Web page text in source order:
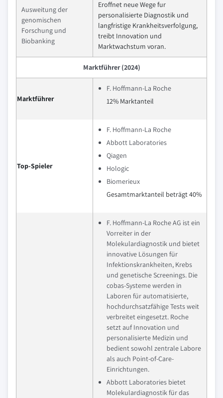
Ausweitung der
genomischen
Forschung und
Biobanking
Eroffnet neue Wege fur
personalisierte Diagnostik und
langfristige Krankheitsverfolgung,
treibt Innovation und
Marktwachstum voran.
Marktführer (2024)
Marktführer
F. Hoffmann-La Roche
12% Marktanteil
Top-Spieler
F. Hoffmann-La Roche
Abbott Laboratories
Qiagen
Hologic
Biomerieux
Gesamtmarktanteil beträgt 40%
F. Hoffmann-La Roche AG ist ein
Vorreiter in der
Molekulardiagnostik und bietet
innovative Lösungen für
Infektionskrankheiten, Krebs
und genetische Screenings. Die
cobas-Systeme werden in
Laboren für automatisierte,
hochdurchsatzfähige Tests weit
verbreitet eingesetzt. Roche
setzt auf Innovation und
personalisierte Medizin und
bedient sowohl zentrale Labore
als auch Point-of-Care-
Einrichtungen.
Abbott Laboratories bietet
Molekulardiagnostik für das